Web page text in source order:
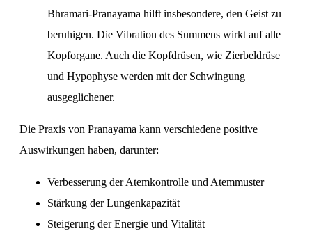
Bhramari-Pranayama hilft insbesondere, den Geist zu
beruhigen. Die Vibration des Summens wirkt auf alle
Kopforgane. Auch die Kopfdrüsen, wie Zierbeldrüse
und Hypophyse werden mit der Schwingung
ausgeglichener.
Die Praxis von Pranayama kann verschiedene positive
Auswirkungen haben, darunter:
Verbesserung der Atemkontrolle und Atemmuster
Stärkung der Lungenkapazität
Steigerung der Energie und Vitalität